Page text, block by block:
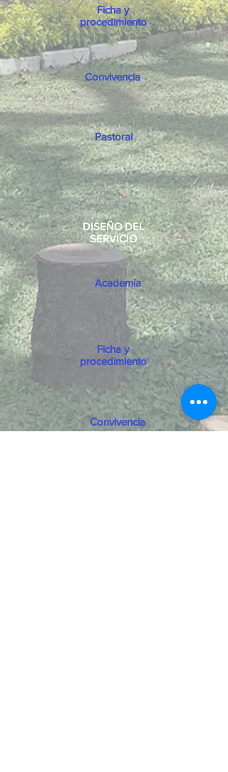
Ficha y
procedimiento
Convivencia
Pastoral
DISEÑO DEL
SERVICIO
Academia
Ficha y
procedimiento
Convivencia